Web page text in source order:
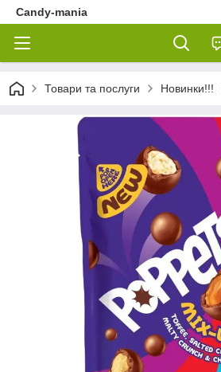
Candy-mania
Товари та послуги Новинки!!!